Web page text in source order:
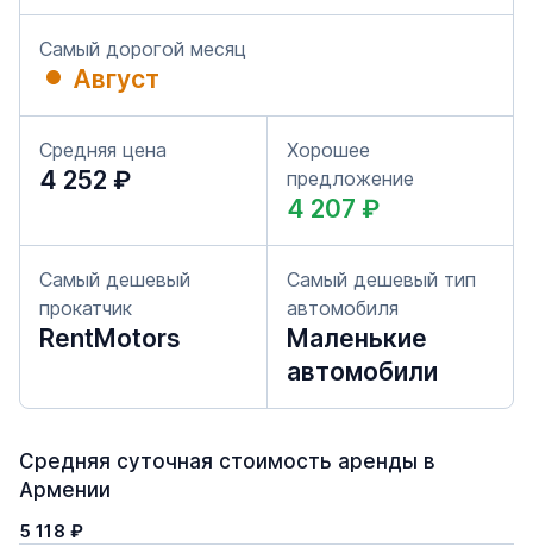
Самый дорогой месяц
Август
Средняя цена
4 252 ₽
Хорошее
предложение
4 207 ₽
Самый дешевый
прокатчик
RentMotors
Самый дешевый тип
автомобиля
Маленькие
автомобили
Средняя суточная стоимость аренды в
Армении
5 118 ₽